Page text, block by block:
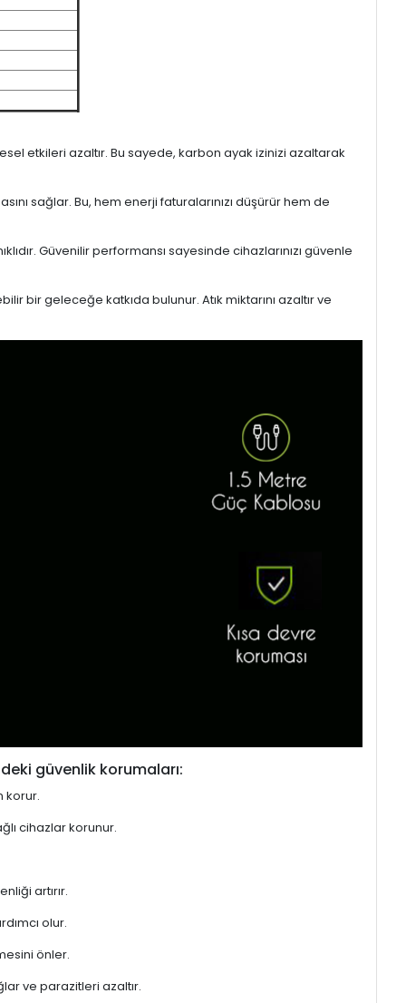
etkileri azaltır. Bu sayede, karbon ayak izinizi azaltarak
sağlar. Bu, hem enerji faturalarınızı düşürür hem de
Güvenilir performansı sayesinde cihazlarınızı güvenle
bir geleceğe katkıda bulunur. Atık miktarını azaltır ve
güvenlik korumaları:
korur.
cihazlar korunur.
artırır.
olur.
önler.
ve parazitleri azaltır.